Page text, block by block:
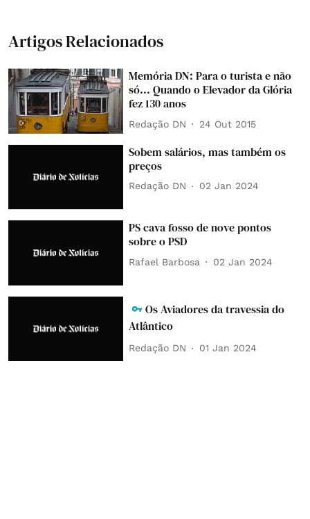
Artigos Relacionados
Memória DN: Para o turista e não
só... Quando o Elevador da Glória
fez 130 anos
Redação DN 24 Out 2015
Sobem salários, mas também os
preços
Redação DN 02 Jan 2024
PS cava fosso de nove pontos
sobre o PSD
Rafael Barbosa 02 Jan 2024
Os Aviadores da travessia do
Atlântico
Redação DN 01 Jan 2024